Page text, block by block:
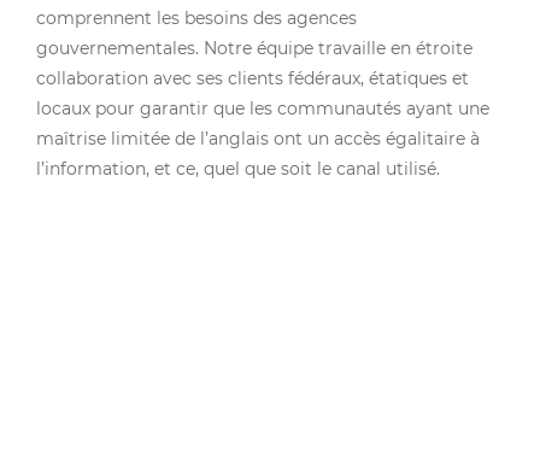
comprennent les besoins des agences
gouvernementales. Notre équipe travaille en étroite
collaboration avec ses clients fédéraux, étatiques et
locaux pour garantir que les communautés ayant une
maîtrise limitée de l’anglais ont un accès égalitaire à
l’information, et ce, quel que soit le canal utilisé.